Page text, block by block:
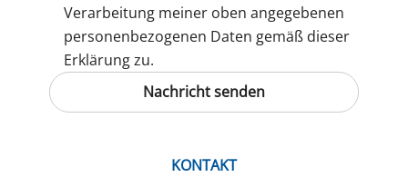
Verarbeitung meiner oben angegebenen
personenbezogenen Daten gemäß dieser
Erklärung zu.
KONTAKT